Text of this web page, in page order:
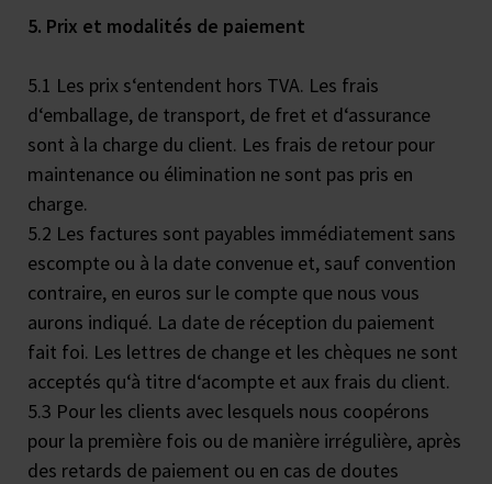
5. Prix et modalités de paiement
5.1 Les prix s‘entendent hors TVA. Les frais
d‘emballage, de transport, de fret et d‘assurance
sont à la charge du client. Les frais de retour pour
maintenance ou élimination ne sont pas pris en
charge.
5.2 Les factures sont payables immédiatement sans
escompte ou à la date convenue et, sauf convention
contraire, en euros sur le compte que nous vous
aurons indiqué. La date de réception du paiement
fait foi. Les lettres de change et les chèques ne sont
acceptés qu‘à titre d‘acompte et aux frais du client.
5.3 Pour les clients avec lesquels nous coopérons
pour la première fois ou de manière irrégulière, après
des retards de paiement ou en cas de doutes